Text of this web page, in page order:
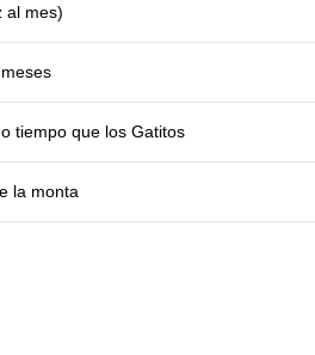
al mes)
tiempo que los Gatitos
la monta